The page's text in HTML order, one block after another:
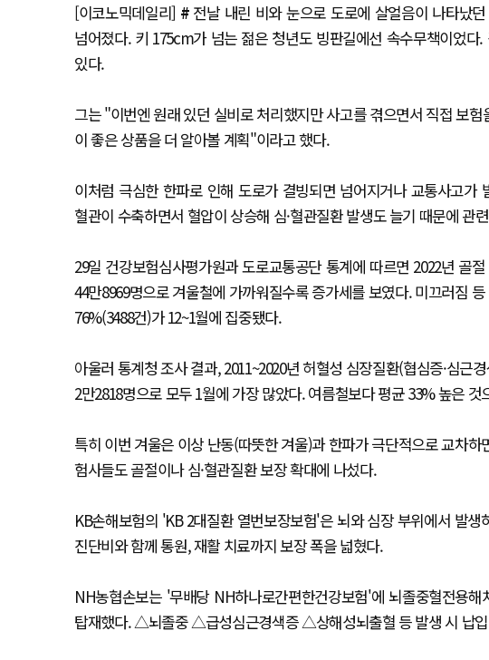
[이코노믹데일리] #전날 내린 비와 눈으로 도로에 살얼음이 나타났
넘어졌다. 키 175cm가 넘는 젊은 청년도 빙판길에선 속수무책이었
있다.
그는 "이번엔 원래 있던 실비로 처리했지만 사고를 겪으면서 직접 보
이 좋은 상품을 더 알아볼 계획"이라고 했다.
이처럼 극심한 한파로 인해 도로가 결빙되면 넘어지거나 교통사고
혈관이 수축하면서 혈압이 상승해 심·혈관질환 발생도 늘기 때문에 관
29일 건강보험심사평가원과 도로교통공단 통계에 따르면 2022년
44만8969명으로 겨울철에 가까워질수록 증가세를 보였다. 미끄러짐
76%(3488건)가 12~1월에 집중됐다.
아울러 통계청 조사 결과, 2011~2020년 허혈성 심장질환(협심증·심근
2만2818명으로 모두 1월에 가장 많았다. 여름철보다 평균 33% 높은 것
특히 이번 겨울은 이상 난동(따뜻한 겨울)과 한파가 극단적으로 교차
험사들도 골절이나 심·혈관질환 보장 확대에 나섰다.
KB손해보험의 'KB 2대질환 열번보장보험'은 뇌와 심장 부위에서 발
진단비와 함께 통원, 재활 치료까지 보장 폭을 넓혔다.
NH농협손보는 '무배당 NH하나로간편한건강보험'에 뇌졸중혈전용
탑재했다. △뇌졸중 △급성심근경색증 △상해성뇌출혈 등 발생 시 납